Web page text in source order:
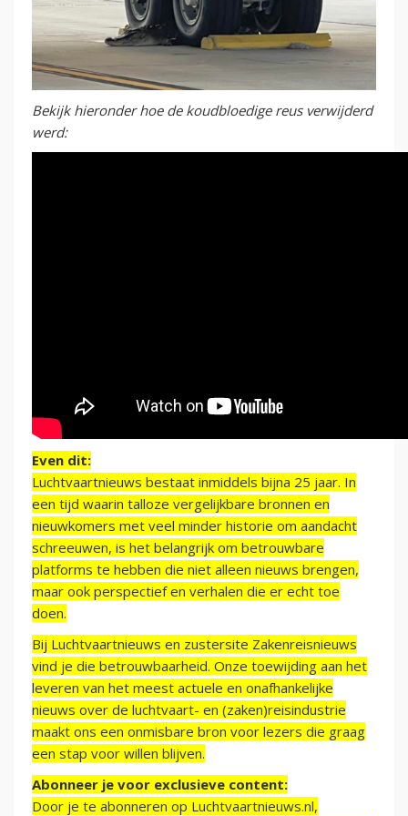
Bekijk hieronder hoe de koudbloedige reus verwijderd
werd:
Even dit:
Luchtvaartnieuws bestaat inmiddels bijna 25 jaar. In
een tijd waarin talloze vergelijkbare bronnen en
nieuwkomers met veel minder historie om aandacht
schreeuwen, is het belangrijk om betrouwbare
platforms te hebben die niet alleen nieuws brengen,
maar ook perspectief en verhalen die er echt toe
doen.
Bij Luchtvaartnieuws en zustersite Zakenreisnieuws
vind je die betrouwbaarheid. Onze toewijding aan het
leveren van het meest actuele en onafhankelijke
nieuws over de luchtvaart- en (zaken)reisindustrie
maakt ons een onmisbare bron voor lezers die graag
een stap voor willen blijven.
Abonneer je voor exclusieve content:
Door je te abonneren op Luchtvaartnieuws.nl,